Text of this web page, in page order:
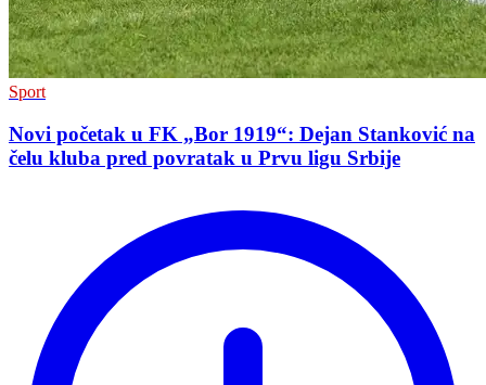
Sport
Novi početak u FK „Bor 1919“: Dejan Stanković na
čelu kluba pred povratak u Prvu ligu Srbije